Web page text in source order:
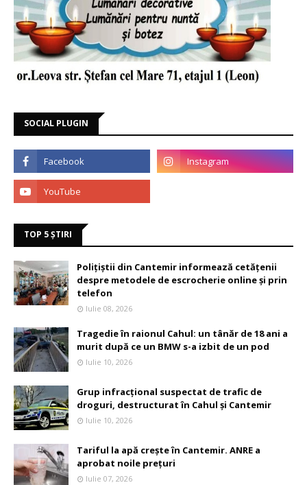
SOCIAL PLUGIN
TOP 5 ȘTIRI
Polițiștii din Cantemir informează cetățenii
despre metodele de escrocherie online și prin
telefon
Iulie 08, 2026
Tragedie în raionul Cahul: un tânăr de 18 ani a
murit după ce un BMW s-a izbit de un pod
Iulie 10, 2026
Grup infracțional suspectat de trafic de
droguri, destructurat în Cahul și Cantemir
Iulie 10, 2026
Tariful la apă crește în Cantemir. ANRE a
aprobat noile prețuri
Iulie 07, 2026